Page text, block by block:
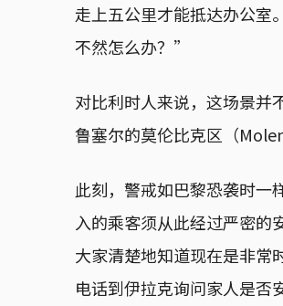
走上五公里才能抵达办公室
不然怎么办？”
对比利时人来说，这场景并
鲁塞尔的莫伦比克区（
此刻，警戒如巴黎恐袭时一
入的乘客须从此经过严密的
大家清楚地知道现在是非
电话到伊拉克询问家人是否